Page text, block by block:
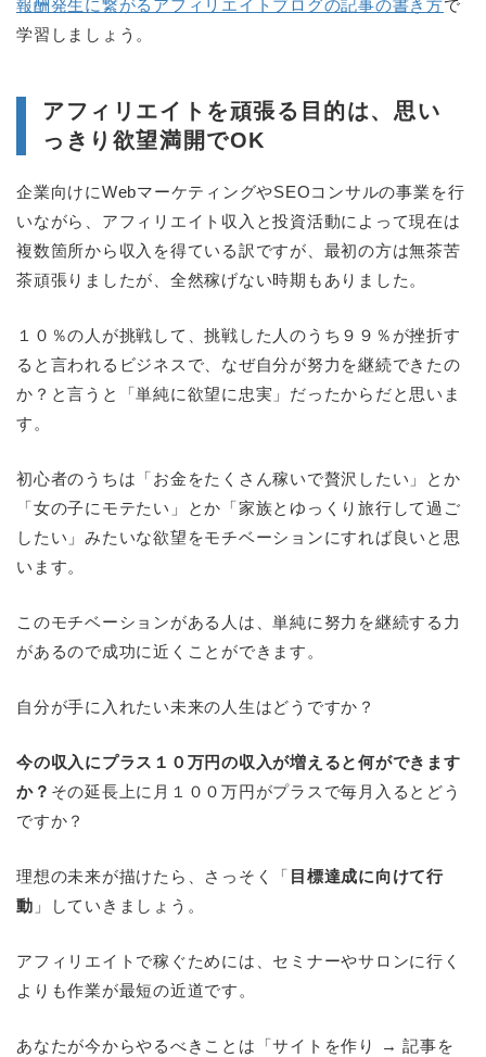
報酬発生に繋がるアフィリエイトブログの記事の書き方で
学習しましょう。
アフィリエイトを頑張る目的は、思い
っきり欲望満開でOK
企業向けにWebマーケティングやSEOコンサルの事業を行
いながら、アフィリエイト収入と投資活動によって現在は
複数箇所から収入を得ている訳ですが、最初の方は無茶苦
茶頑張りましたが、全然稼げない時期もありました。
１０％の人が挑戦して、挑戦した人のうち９９％が挫折す
ると言われるビジネスで、なぜ自分が努力を継続できたの
か？と言うと「単純に欲望に忠実」だったからだと思いま
す。
初心者のうちは「お金をたくさん稼いで贅沢したい」とか
「女の子にモテたい」とか「家族とゆっくり旅行して過ご
したい」みたいな欲望をモチベーションにすれば良いと思
います。
このモチベーションがある人は、単純に努力を継続する力
があるので成功に近くことができます。
自分が手に入れたい未来の人生はどうですか？
今の収入にプラス１０万円の収入が増えると何ができます
か？ その延長上に月１００万円がプラスで毎月入るとどう
ですか？
理想の未来が描けたら、さっそく「 目標達成に向けて行
動 」していきましょう。
アフィリエイトで稼ぐためには、セミナーやサロンに行く
よりも作業が最短の近道です。
あなたが今からやるべきことは「サイトを作り → 記事を